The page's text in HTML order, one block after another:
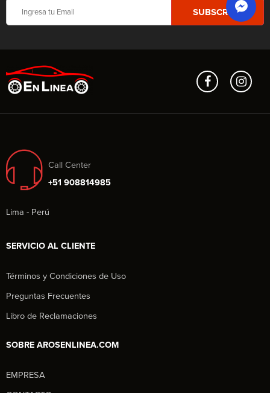
Call Center
+51 908814985
Lima - Perú
SERVICIO AL CLIENTE
Términos y Condiciones de Uso
Preguntas Frecuentes
Libro de Reclamaciones
SOBRE AROSENLINEA.COM
EMPRESA